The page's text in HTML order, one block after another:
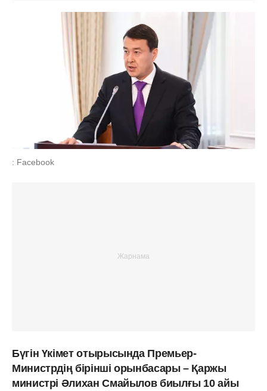
: Facebook
Бүгін Үкімет отырысында Премьер-
Министрдің бірінші орынбасары – Қаржы
министрі Әлихан Смайылов биылғы 10 айы